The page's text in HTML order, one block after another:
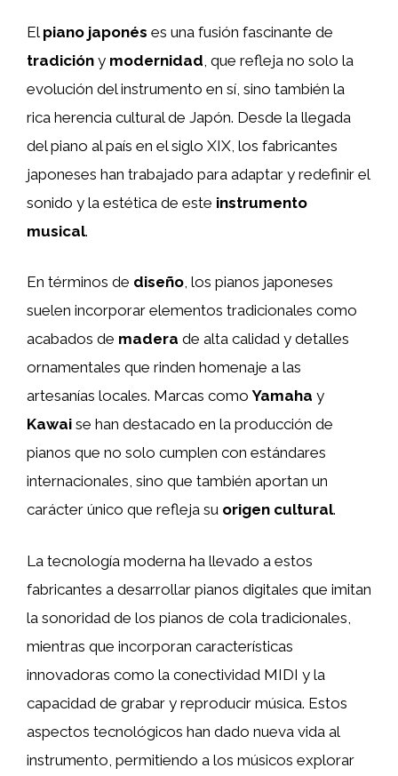
El piano japonés es una fusión fascinante de
tradición y modernidad , que refleja no solo la
evolución del instrumento en sí, sino también la
rica herencia cultural de Japón. Desde la llegada
del piano al país en el siglo XIX, los fabricantes
japoneses han trabajado para adaptar y redefinir el
sonido y la estética de este instrumento
musical.
En términos de diseño, los pianos japoneses
suelen incorporar elementos tradicionales como
acabados de madera de alta calidad y detalles
ornamentales que rinden homenaje a las
artesanías locales. Marcas comoYamaha y
Kawai se han destacado en la producción de
pianos que no solo cumplen con estándares
internacionales, sino que también aportan un
carácter único que refleja su origen cultural.
La tecnología moderna ha llevado a estos
fabricantes a desarrollar pianos digitales que imitan
la sonoridad de los pianos de cola tradicionales,
mientras que incorporan características
innovadoras como la conectividad MIDI y la
capacidad de grabar y reproducir música. Estos
aspectos tecnológicos han dado nueva vida al
instrumento, permitiendo a los músicos explorar